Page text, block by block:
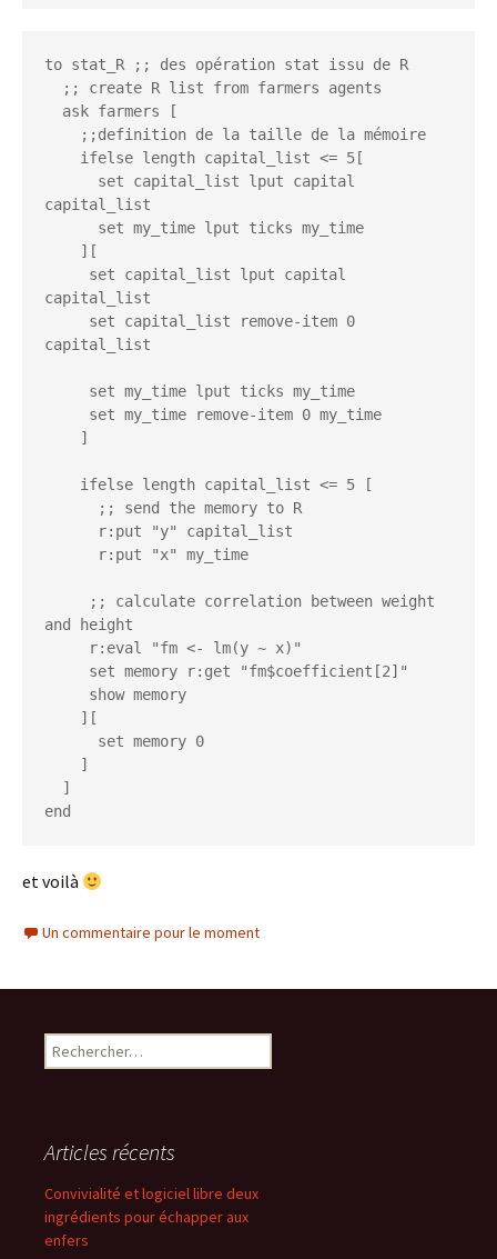
to stat_R ;; des opération stat issu de R
;; create R list from farmers agents
ask farmers [
;;definition de la taille de la mémoire
ifelse length capital_list <= 5[
set capital_list lput capital
capital_list
set my_time lput ticks my_time
][
set capital_list lput capital
capital_list
set capital_list remove-item 0
capital_list
set my_time lput ticks my_time
set my_time remove-item 0 my_time
]
ifelse length capital_list <= 5 [
;; send the memory to R
r:put "y" capital_list
r:put "x" my_time
;; calculate correlation between weight
and height
r:eval "fm <- lm(y ~ x)"
set memory r:get "fm$coefficient[2]"
show memory
][
set memory 0
]
]
end
et voilà
Un commentaire pour le moment
Rechercher :
Articles récents
Convivialité et logiciel libre deux
ingrédients pour échapper aux
enfers